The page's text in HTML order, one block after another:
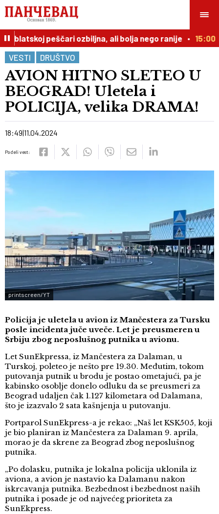
peščari ozbiljna, ali bolja nego ranije 15:00
VESTI
DRUŠTVO
AVION HITNO SLETEO U
BEOGRAD! Uletela i
POLICIJA, velika DRAMA!
18:49 11.04.2024
Podeli vest:
printscreen/YT
Policija je uletela u avion iz Mančestera za Tursku
posle incidenta juče uveče. Let je preusmeren u
Srbiju zbog neposlušnog putnika u avionu.
Let SunEkpressa, iz Mančestera za Dalaman, u
Turskoj, poleteo je nešto pre 19.30. Međutim, tokom
putovanja putnik u brodu je postao ometajući, pa je
kabinsko osoblje donelo odluku da se preusmeri za
Beograd udaljen čak 1.127 kilometara od Dalamana,
što je izazvalo 2 sata kašnjenja u putovanju.
Portparol SunEkpress-a je rekao: „Naš let KSK505, koji
je bio planiran iz Mančestera za Dalaman 9. aprila,
morao je da skrene za Beograd zbog neposlušnog
putnika.
„Po dolasku, putnika je lokalna policija uklonila iz
aviona, a avion je nastavio ka Dalamanu nakon
iskrcavanja putnika. Bezbednost i bezbednost naših
putnika i posade je od najvećeg prioriteta za
SunEkpress.